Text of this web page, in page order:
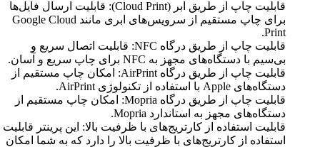
قابلیت چاپ از طریق ابر (Cloud Print): قابلیت ارسال فایل‌ها
برای چاپ مستقیم از سرویس‌های ابری مانند Google Cloud
Print.
قابلیت چاپ از طریق درگاه NFC: قابلیت اتصال سریع و
بی‌سیم با دستگاه‌های مجهز به NFC برای چاپ سریع و آسان.
قابلیت چاپ از طریق درگاه AirPrint: امکان چاپ مستقیم از
دستگاه‌های Apple با استفاده از تکنولوژی AirPrint.
قابلیت چاپ از طریق درگاه Mopria: امکان چاپ مستقیم از
دستگاه‌های مجهز به استاندارد Mopria.
قابلیت استفاده از کارتریج‌های با ظرفیت بالا: این پرینتر قابلیت
استفاده از کارتریج‌های با ظرفیت بالا را دارد که به شما امکان